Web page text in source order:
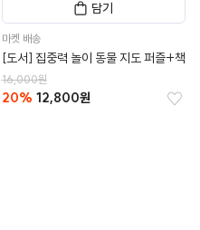
담기
마켓 배송
[도서] 집중력 놀이 동물 지도 퍼즐+책
16,000원
20% 12,800원